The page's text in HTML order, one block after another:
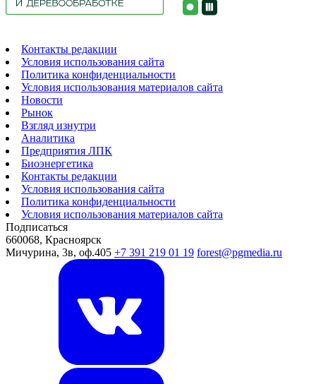
Контакты редакции
Условия использования сайта
Политика конфиденциальности
Условия использования материалов сайта
Новости
Рынок
Взгляд изнутри
Аналитика
Предприятия ЛПК
Биоэнергетика
Контакты редакции
Условия использования сайта
Политика конфиденциальности
Условия использования материалов сайта
Подписаться
660068, Красноярск
Мичурина, 3в, оф.405 +7 391 219 01 19 forest@pgmedia.ru